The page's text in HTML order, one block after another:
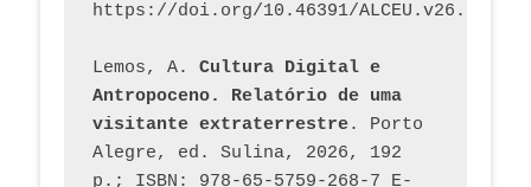
https://doi.org/10.46391/
Lemos, A. Cultura Digital e
Antropoceno. Relatório de uma
visitante extraterrestre. Porto
Alegre, ed. Sulina, 2026, 192
p.; ISBN: 978-65-5759-268-7 E-